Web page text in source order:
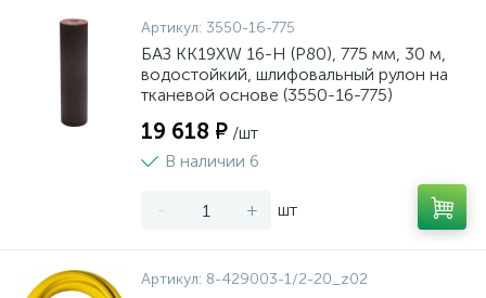
Артикул: 3550-16-775
БАЗ KK19XW 16-H (Р80), 775 мм, 30 м,
водостойкий, шлифовальный рулон на
тканевой основе (3550-16-775)
19 618 ₽ /шт
В наличии 6
- + шт
Артикул: 8-429003-1/2-20_z02